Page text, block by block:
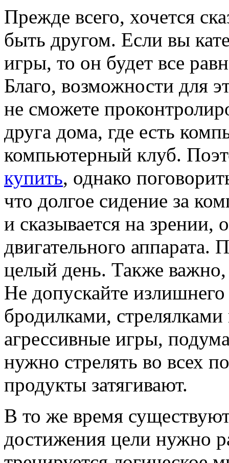
Прежде всего, хочется
быть другом. Если вы
игры, то он будет все
Благо, возможности для
не сможете
друга дома, где есть
компьютерный клуб.
купить, однако
что долгое сидение за
и сказывается на зрении,
двигательного
целый день. Также важно,
Не допускайте
бродилками,
агрессивные игры,
нужно стрелять во всех
продукты затягивают.
В то же время
достижения цели нужно